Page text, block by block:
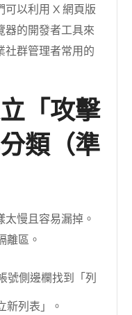
可以利用 X 網頁版
器的開發者工具來
社群管理者常用的
「攻擊
類（準
慢且容易漏掉。
離區。
號側邊欄找到「列
新列表」。